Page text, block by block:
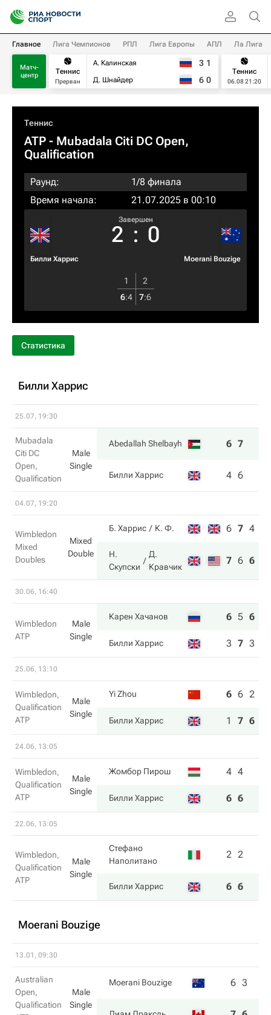
Главное Лига Чемпионов РПЛ Лига Европы АПЛ Ла Лига
Матч-
центр
Теннис
Прерван
А. Калинская
Д. Шнайдер
3 1
6 0
Теннис
06.08 21:20
Теннис
ATP - Mubadala Citi DC Open,
Qualification
Раунд:
1/8 финала
Время начала:
21.07.2025 в 00:10
Билли Харрис
Завершен
2 : 0
Moerani Bouzige
1
2
6:4 7:6
Статистика
Билли Харрис
25.07, 19:30
Mubadala
Citi DC
Open,
Qualification
Male
Single
Abedallah Shelbayh 6 7
Билли Харрис 4 6
04.07, 19:20
Wimbledon
Mixed
Doubles
Mixed
Double
Б. Харрис К. Ф. 6 7 4
Н.
Скупски
Д.
Кравчик
7 6 6
30.06, 16:40
Wimbledon
ATP
Male
Single
Карен Хачанов 6 5 6
Билли Харрис 3 7 3
25.06, 13:10
Wimbledon,
Qualification
ATP
Male
Single
Yi Zhou 6 6 2
Билли Харрис 1 7 6
24.06, 13:05
Wimbledon,
Qualification
ATP
Male
Single
Жомбор Пирош 4 4
Билли Харрис 6 6
22.06, 13:05
Wimbledon,
Qualification
ATP
Male
Single
Стефано
Наполитано
2 2
Билли Харрис 6 6
Moerani Bouzige
13.01, 09:30
Australian
Open,
Qualification
Male
Single
Moerani Bouzige 6 3